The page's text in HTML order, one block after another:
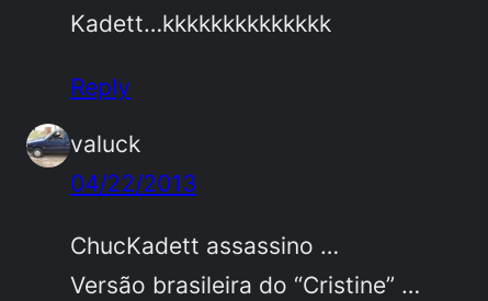
Kadett…kkkkkkkkkkkkkk
Reply
valuck
04/22/2013
ChucKadett assassino …
Versão brasileira do “Cristine” …